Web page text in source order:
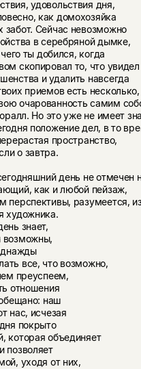
удовольствия дня,
как домохозяйка
забот. Сейчас невозможно
в серебряной дымке,
ты добился, когда
скопировал то, что
и удалить навсегда
приемов есть несколько,
очарованность самим
Но это уже не имеет
положение дел, в то
пространство,
о завтра.
день не отмечен
как и любой пейзаж,
перспективы, разумеется,
художника.
знает,
возможны,
все, что возможно,
преуспеем,
отношения
наш
нас, исчезая
покрыто
которая объединяет
позволяет
уходя от них,